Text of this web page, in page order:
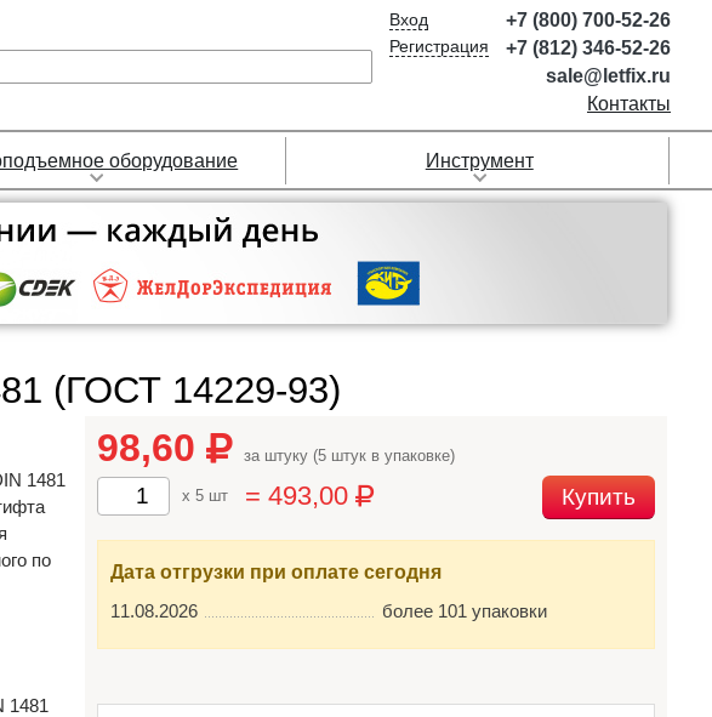
Вход
Регистрация
+7 (800) 700-52-26
+7 (812) 346-52-26
sale@letfix.ru
Контакты
оборудование Инструмент
(ГОСТ 14229-93)
1481
по
1481
98,60 за штуку (5 штук в упаковке)
x 5 шт = 493,00 Купить
Дата отгрузки при оплате сегодня
11.08.2026
более 101 упаковки